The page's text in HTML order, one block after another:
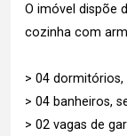
O imóvel dispõe
cozinha com
> 04 dormitórios,
> 04 banheiros,
> 02 vagas de